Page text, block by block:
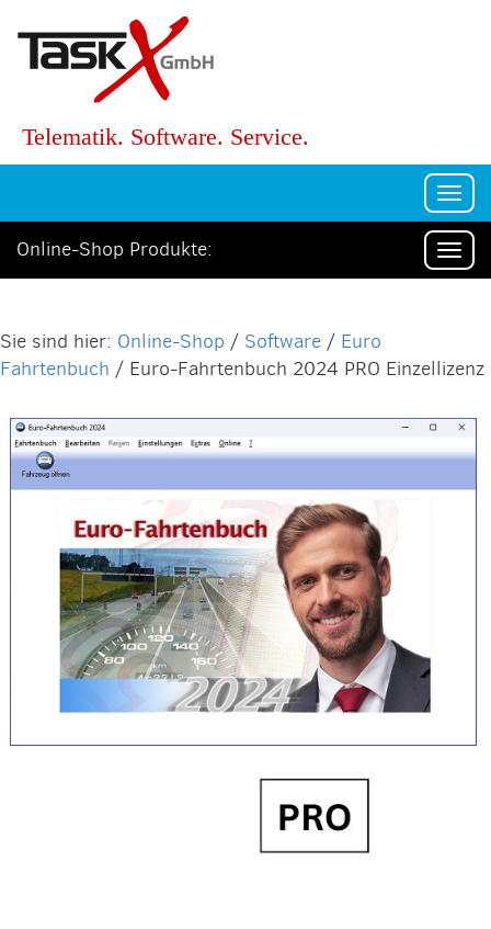
Telematik. Software. Service.
Online-Shop Produkte:
Online-Shop / Software / Euro
Fahrtenbuch / Euro-Fahrtenbuch 2024 PRO Einzellizenz